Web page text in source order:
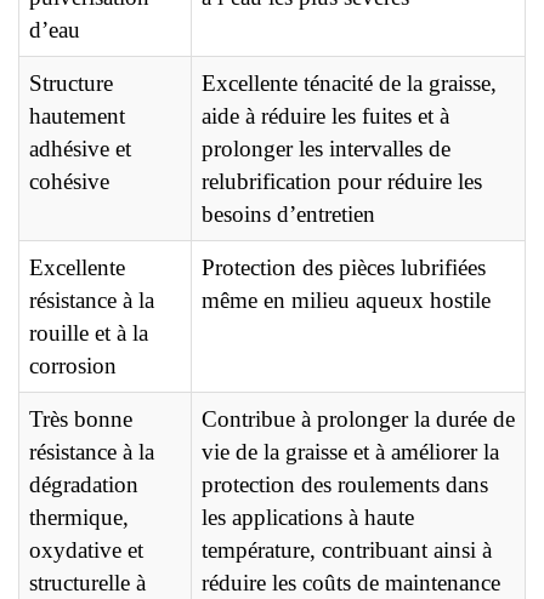
d’eau
Structure
hautement
adhésive et
cohésive
Excellente ténacité de la graisse,
aide à réduire les fuites et à
prolonger les intervalles de
relubrification pour réduire les
besoins d’entretien
Excellente
résistance à la
rouille et à la
corrosion
Protection des pièces lubrifiées
même en milieu aqueux hostile
Très bonne
résistance à la
dégradation
thermique,
oxydative et
structurelle à
Contribue à prolonger la durée de
vie de la graisse et à améliorer la
protection des roulements dans
les applications à haute
température, contribuant ainsi à
réduire les coûts de maintenance